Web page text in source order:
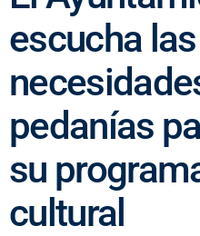
escucha las
pedanías
su
cultural